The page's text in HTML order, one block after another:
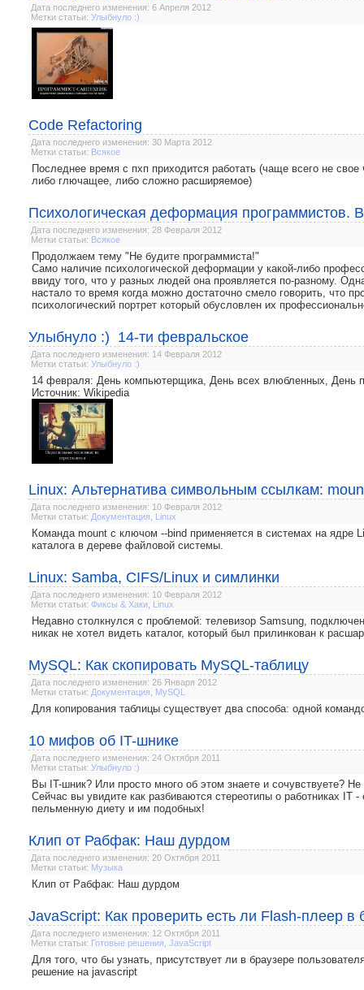
Дата последнего изменения: 6 Апреля 2012
Метки статьи: Улыбнуло :)
Code Refactoring
Дата последнего изменения: 30 Марта 2012
Метки статьи: Всякое
Последнее время с пхп приходится работать (чаще всего не
либо глючащее, либо сложно расширяемое)
Психологическая деформация программистов.
Дата последнего изменения: 28 Февраля 2012
Метки статьи: Всякое
Продолжаем тему "Не будите программиста!"
Само наличие психологической деформации у какой-либо
ввиду того, что у разных людей она проявляется по-разному.
настало то время когда можно достаточно смело говорить, что
психологический портрет который обусловлен их
Улыбнуло :) 14-ти февральское
Дата последнего изменения: 14 Февраля 2012
Метки статьи: Улыбнуло :)
14 февраля: День компьютерщика, День всех влюбленных, День
Источник: Wikipedia
Linux: Альтернатива символьным ссылкам:
Дата последнего изменения: 10 Февраля 2012
Метки статьи: Документация Linux
Команда mount с ключом --bind применяется в системах на ядре
каталога в дереве файловой системы.
Linux: Samba, CIFS/Linux и симлинки
Дата последнего изменения: 10 Февраля 2012
Метки статьи: Фиксы & Хаки Linux
Недавно столкнулся с проблемой: телевизор Samsung,
никак не хотел видеть каталог, который был прилинкован к
MySQL: Как скопировать MySQL-таблицу
Дата последнего изменения: 26 Января 2012
Метки статьи: Документация MySQL
Для копирования таблицы существует два способа: одной
10 мифов об IT-шнике
Дата последнего изменения: 24 Октября 2011
Метки статьи: Улыбнуло :)
Вы IT-шник? Или просто много об этом знаете и сочувствуете?
Сейчас вы увидите как разбиваются стереотипы о работниках IT
пельменную диету и им подобных!
Клип от Рабфак: Наш дурдом
Дата последнего изменения: 20 Октября 2011
Метки статьи: Музыка
Клип от Рабфак: Наш дурдом
JavaScript: Как проверить есть ли Flash-плеер в
Дата последнего изменения: 12 Октября 2011
Метки статьи: Готовые решения JavaScript
Для того, что бы узнать, присутствует ли в браузере
решение на javascript